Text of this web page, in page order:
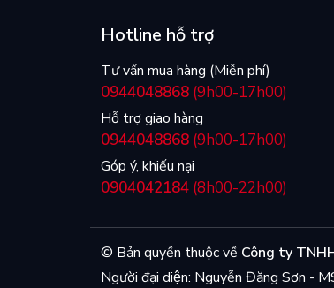
Hotline hỗ trợ
Tư vấn mua hàng (Miễn phí)
0944048868 (9h00-17h00)
Hỗ trợ giao hàng
0944048868 (9h00-17h00)
Góp ý, khiếu nại
0904042184 (8h00-22h00)
© Bản quyền thuộc về Công ty
Người đại diện: Nguyễn Đăng Sơn -